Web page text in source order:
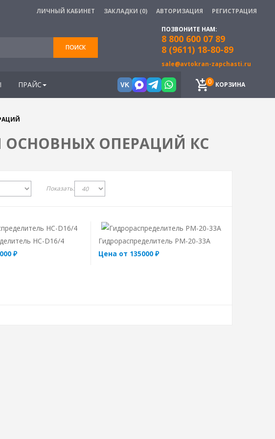
ЛИЧНЫЙ КАБИНЕТ ЗАКЛАДКИ (0) АВТОРИЗАЦИЯ РЕГИСТРАЦИЯ
ПОИСК
ПОЗВОНИТЕ НАМ:
8 800 600 07 89
8 (9611) 18-80-89
sale@avtokran-zapchasti.ru
ПРАЙС VK КОРЗИНА
0
ОСНОВНЫХ ОПЕРАЦИЙ КС
Показать:
HC-D16/4
₽
Гидрораспределитель РМ-20-33А
Цена от 135000 ₽